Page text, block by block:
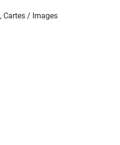
Cartes / Images